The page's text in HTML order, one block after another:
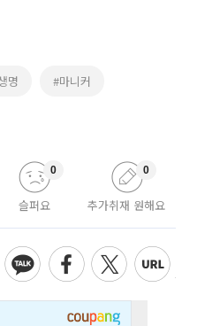
명 #마니커
슬퍼요
0
추가취재 원해요
0